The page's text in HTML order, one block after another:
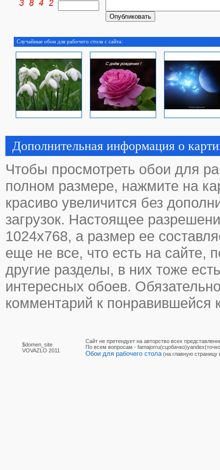
Случайные обои для рабочего стола с сайта:
Дополнительная информация о
Чтобы просмотреть обои для
полном размере, нажмите на
красиво увеличится без
загрузок. Настоящее
1024х768, а размер ее
еще не все, что есть на сайте,
другие разделы, в них тоже
интересных обоев.
комментарий к понравившейся
$domen_site
VOVAZLO 2011
Сайт не претендует на авторство всех
По вcем вопросам -
Обои для рабочего стола (на главную страницу